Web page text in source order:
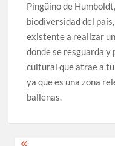
Pingüino de
biodiversidad del
existente a realizar
donde se resguarda
cultural que atrae a
ya que es una zona
ballenas.